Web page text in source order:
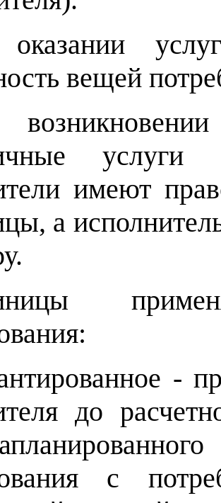
вещей
имеют
а
-
до
с